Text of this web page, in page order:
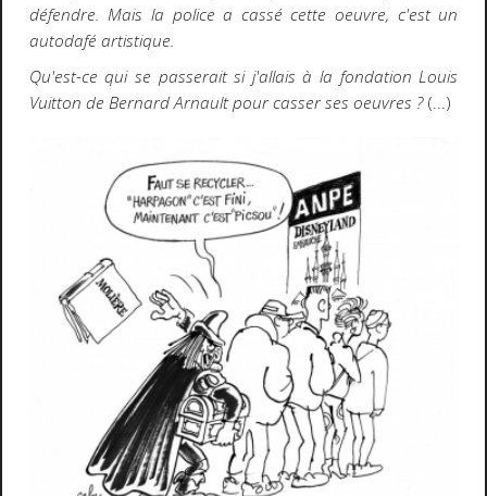
défendre. Mais la police a cassé cette oeuvre, c'est un
autodafé artistique.
Qu'est-ce qui se passerait si j'allais à la fondation Louis
Vuitton de Bernard Arnault pour casser ses oeuvres ?(...)